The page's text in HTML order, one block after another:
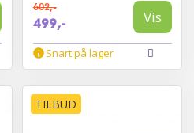
602,-
499,- Vis
Snart på lager
TILBUD